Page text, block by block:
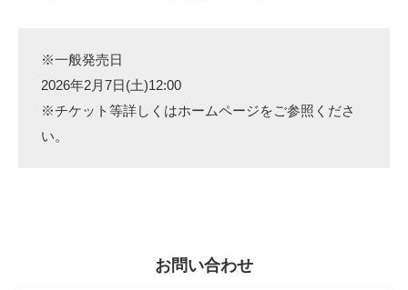
※一般発売日
2026年2月7日(土)12:00
※チケット等詳しくはホームページをご参照くださ
い。
お問い合わせ